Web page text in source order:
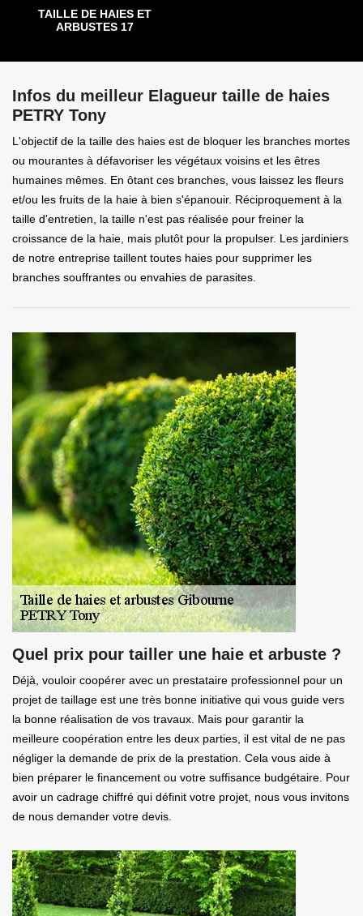
TAILLE DE HAIES ET
ARBUSTES 17
Infos du meilleur Elagueur taille de haies
PETRY Tony
L'objectif de la taille des haies est de bloquer les branches mortes
ou mourantes à défavoriser les végétaux voisins et les êtres
humaines mêmes. En ôtant ces branches, vous laissez les fleurs
et/ou les fruits de la haie à bien s'épanouir. Réciproquement à la
taille d'entretien, la taille n'est pas réalisée pour freiner la
croissance de la haie, mais plutôt pour la propulser. Les jardiniers
de notre entreprise taillent toutes haies pour supprimer les
branches souffrantes ou envahies de parasites.
Quel prix pour tailler une haie et arbuste ?
Déjà, vouloir coopérer avec un prestataire professionnel pour un
projet de taillage est une très bonne initiative qui vous guide vers
la bonne réalisation de vos travaux. Mais pour garantir la
meilleure coopération entre les deux parties, il est vital de ne pas
négliger la demande de prix de la prestation. Cela vous aide à
bien préparer le financement ou votre suffisance budgétaire. Pour
avoir un cadrage chiffré qui définit votre projet, nous vous invitons
de nous demander votre devis.